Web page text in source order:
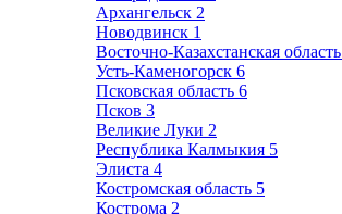
Архангельск 2
Новодвинск 1
Восточно-Казахстанская область
Усть-Каменогорск 6
Псковская область 6
Псков 3
Великие Луки 2
Республика Калмыкия 5
Элиста 4
Костромская область 5
Кострома 2